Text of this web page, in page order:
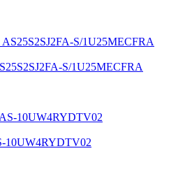
S/1U25MECFRA
10UW4RYDTV02